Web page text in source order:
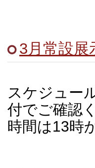
3月常設
スケジュー
付でご確認
時間は13時